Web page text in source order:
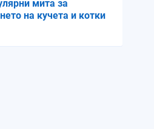
мита за
на кучета и котки